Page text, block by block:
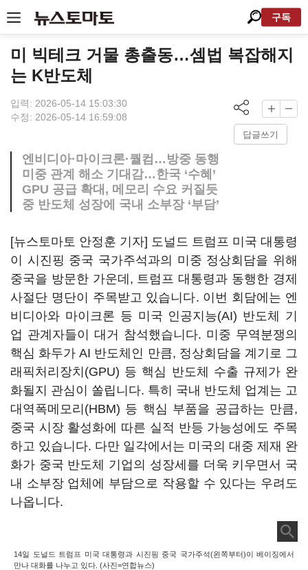
구독
미 빅테크 거물 총출동…셈법 복잡해지
는 K반도체
입력: 2026-05-14 15:03:30
수정: 2026-05-14 16:59:08
답글쓰기
엔비디아·마이크론·퀄컴…방중 동행
미중 관계 해소 기대감…한국 ‘수혜’
GPU 공급 확대, 메모리 수요 커질듯
중 반도체 성장에 국내 소부장 ‘부담’
[뉴스토마토 안정훈 기자] 도널드 트럼프 미국 대통령
이 시진핑 중국 국가주석과의 미중 정상회담을 위해
중국을 방문한 가운데, 트럼프 대통령과 동행한 경제
사절단 명단이 주목받고 있습니다. 이번 회담에는 엔
비디아와 마이크론 등 미국 인공지능(AI) 반도체 기
업 관계자들이 대거 참석했습니다. 미중 무역분쟁의
핵심 화두가 AI 반도체인 만큼, 정상회담을 계기로 그
래픽처리장치(GPU) 등 핵심 반도체 수출 규제가 완
화될지 관심이 쏠립니다. 특히 국내 반도체 업계는 고
대역폭메모리(HBM) 등 핵심 부품을 공급하는 만큼,
중국 시장 활성화에 따른 실적 반등 가능성에도 주목
하고 있습니다. 다만 일각에서는 미국의 대중 제재 완
화가 중국 반도체 기업의 성장세를 더욱 키우면서 국
내 소부장 업체에 부담으로 작용할 수 있다는 우려도
나옵니다.
14일 도널드 트럼프 미국 대통령과 시진핑 중국 국가주석(왼쪽부터)이 베이징에서
만나 대화를 나누고 있다. (사진=연합뉴스)